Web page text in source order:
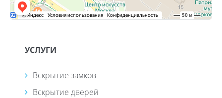
УСЛУГИ
Вскрытие замков
Вскрытие дверей